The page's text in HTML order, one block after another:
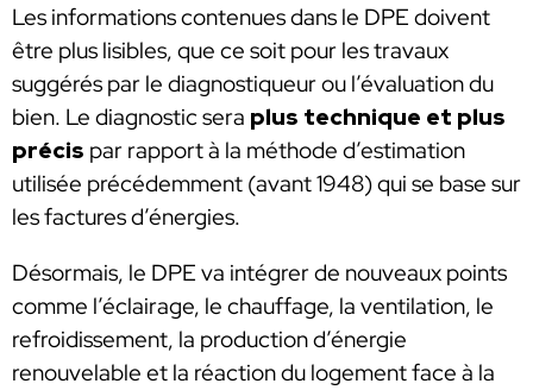
Les informations contenues dans le DPE doivent
être plus lisibles, que ce soit pour les travaux
suggérés par le diagnostiqueur ou l’évaluation du
bien. Le diagnostic sera plus technique et plus
précis par rapport à la méthode d’estimation
utilisée précédemment (avant 1948) qui se base sur
les factures d’énergies.
Désormais, le DPE va intégrer de nouveaux points
comme l’éclairage, le chauffage, la ventilation, le
refroidissement, la production d’énergie
renouvelable et la réaction du logement face à la